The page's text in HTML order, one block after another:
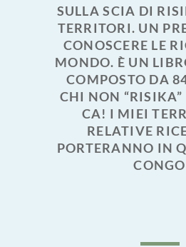
SULLA SCIA DI
TERRITORI. UN
CONOSCERE LE
MONDO. È UN
COMPOSTO DA
CHI NON
CA! I MIEI
RELATIVE
PORTERANNO IN
CONGO